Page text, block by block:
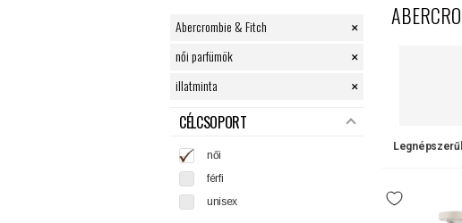
Abercrombie & Fitch ×
női parfümök ×
illatminta ×
SZŰRÉS
CÉLCSOPORT
női
férfi
unisex